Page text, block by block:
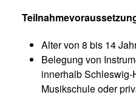
Alter von 8 bis 14
Belegung von
innerhalb
Musikschule oder